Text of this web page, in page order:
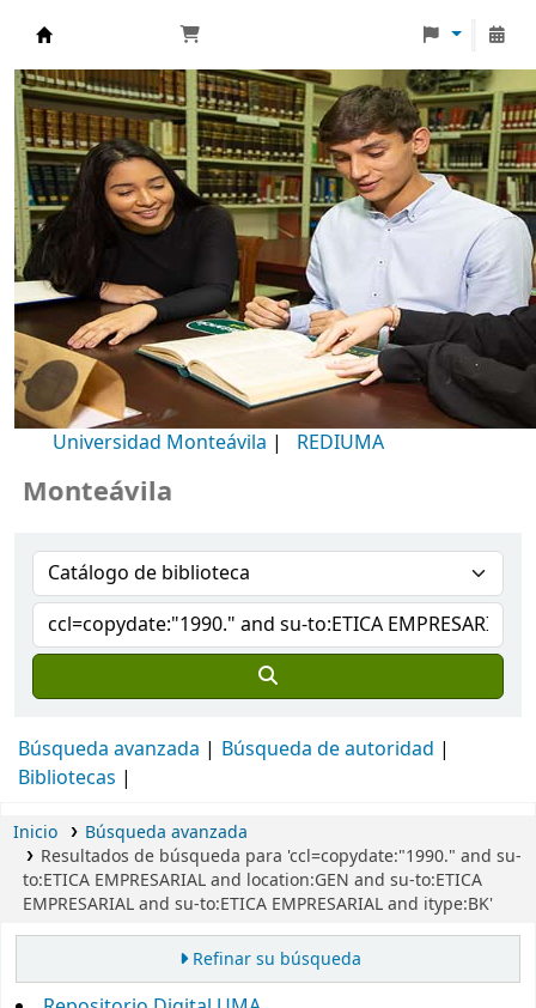
Biblioteca Universidad Monteávila
Universidad Monteávila | REDIUMA
Búsqueda avanzada
Búsqueda de autoridad
Bibliotecas
Inicio
Búsqueda avanzada
Resultados de búsqueda para 'ccl=copydate:"1990." and su-
to:ETICA EMPRESARIAL and location:GEN and su-to:ETICA
EMPRESARIAL and su-to:ETICA EMPRESARIAL and itype:BK'
Refinar su búsqueda